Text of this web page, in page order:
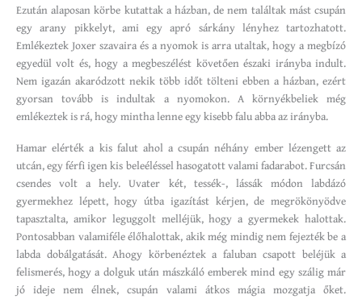
Ezután alaposan körbe kutattak a házban, de nem találtak mást csupán
egy arany pikkelyt, ami egy apró sárkány lényhez tartozhatott.
Emlékeztek Joxer szavaira és a nyomok is arra utaltak, hogy a megbízó
egyedül volt és, hogy a megbeszélést követően északi irányba indult.
Nem igazán akaródzott nekik több időt tölteni ebben a házban, ezért
gyorsan tovább is indultak a nyomokon. A környékbeliek még
emlékeztek is rá, hogy mintha lenne egy kisebb falu abba az irányba.
Hamar elérték a kis falut ahol a csupán néhány ember lézengett az
utcán, egy férfi igen kis beleéléssel hasogatott valami fadarabot. Furcsán
csendes volt a hely. Uvater két, tessék-, lássák módon labdázó
gyermekhez lépett, hogy útba igazítást kérjen, de megrökönyödve
tapasztalta, amikor leguggolt melléjük, hogy a gyermekek halottak.
Pontosabban valamiféle élőhalottak, akik még mindig nem fejezték be a
labda dobálgatását. Ahogy körbenéztek a faluban csapott beléjük a
felismerés, hogy a dolguk után mászkáló emberek mind egy szálig már
jó ideje nem élnek, csupán valami átkos mágia mozgatja őket.